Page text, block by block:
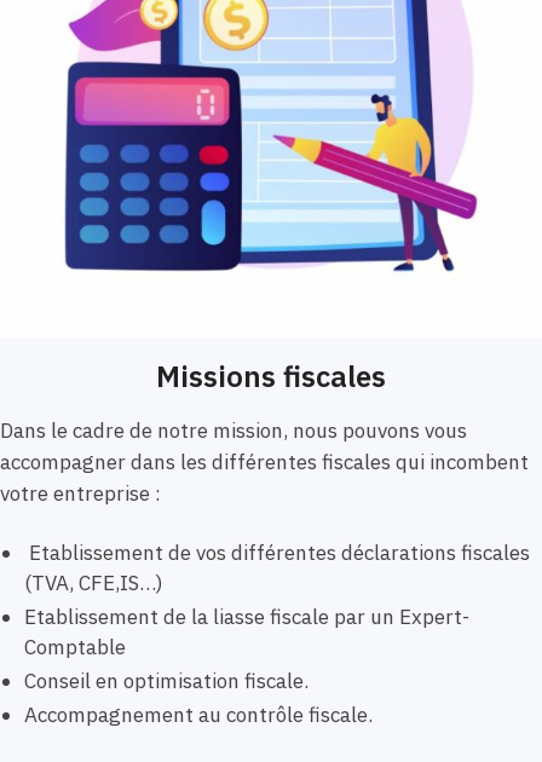
Missions fiscales
Dans le cadre de notre mission, nous pouvons vous
accompagner dans les différentes fiscales qui incombent
votre entreprise :
Etablissement de vos différentes déclarations fiscales
(TVA, CFE,IS…)
Etablissement de la liasse fiscale par un Expert-
Comptable
Conseil en optimisation fiscale.
Accompagnement au contrôle fiscale.